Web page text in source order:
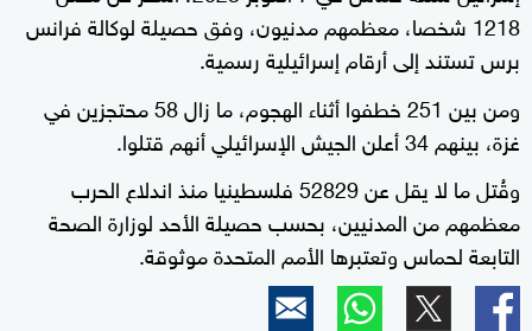
1218 شخصا، معظمهم مدنيون، وفق حصيلة لوكالة فرانس
برس تستند إلى أرقام إسرائيلية رسمية.
ومن بين 251 خطفوا أثناء الهجوم، ما زال 58 محتجزين في
غزة، بينهم 34 أعلن الجيش الإسرائيلي أنهم قتلوا.
وقُتل ما لا يقل عن 52829 فلسطينيا منذ اندلاع الحرب
معظمهم من المدنيين، بحسب حصيلة الأحد لوزارة الصحة
التابعة لحماس وتعتبرها الأمم المتحدة موثوقة.